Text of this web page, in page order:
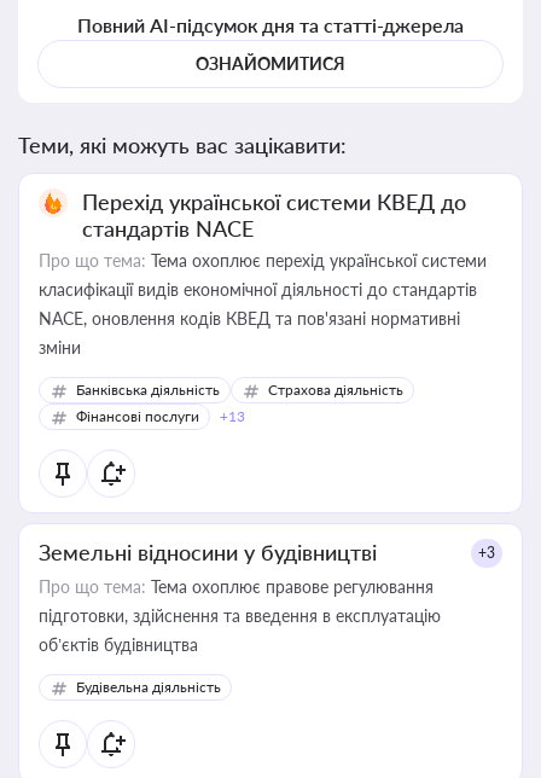
Повний AI-підсумок дня та статті-джерела
ОЗНАЙОМИТИСЯ
Теми, які можуть вас зацікавити:
Перехід української системи КВЕД до
стандартів NACE
Про що тема: Тема охоплює перехід української системи
класифікації видів економічної діяльності до стандартів
NACE, оновлення кодів КВЕД та пов'язані нормативні
зміни
Банківська діяльність
Страхова діяльність
Фінансові послуги
+13
Земельні відносини у будівництві +3
Про що тема: Тема охоплює правове регулювання
підготовки, здійснення та введення в експлуатацію
об’єктів будівництва
Будівельна діяльність